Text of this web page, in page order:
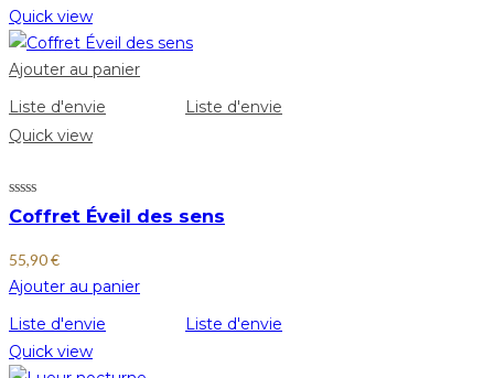
Quick view
Ajouter au panier
Liste d'envie
Liste d'envie
Quick view
Coffret Éveil des sens
55,90€
Ajouter au panier
Liste d'envie
Liste d'envie
Quick view